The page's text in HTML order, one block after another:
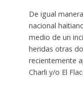
De igual
nacional
medio de un
heridas otras
recientemente
Charli y/o El